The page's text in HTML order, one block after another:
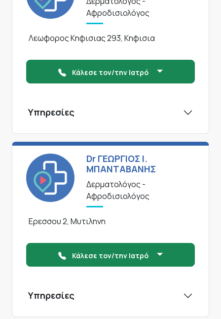
Αφροδισιολόγος
Λεωφορος Κηφισιας 293, Κηφισια
Κάλεσε τον/την Ιατρό
Υπηρεσίες
Dr ΓΕΩΡΓΙΟΣ Ι.
ΜΠΑΝΤΑΒΑΝΗΣ
Δερματολόγος -
Αφροδισιολόγος
Ερεσσου 2, Μυτιληνη
Κάλεσε τον/την Ιατρό
Υπηρεσίες